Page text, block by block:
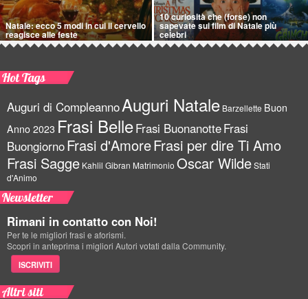
Natale: ecco 5 modi in cui il cervello
reagisce alle feste
10 curiosità che (forse) non
sapevate sui film di Natale più
celebri
Hot Tags
Auguri di CompleannoAuguri Natale Barzellette Buon
Anno 2023 Frasi BelleFrasi BuonanotteFrasi
BuongiornoFrasi d'AmoreFrasi per dire Ti Amo
Frasi Sagge Kahlil Gibran Matrimonio Oscar WildeStati
d'Animo
Newsletter
Rimani in contatto con Noi!
Per te le migliori frasi e aforismi.
Scopri in anteprima i migliori Autori votati dalla Community.
ISCRIVITI
Altri siti